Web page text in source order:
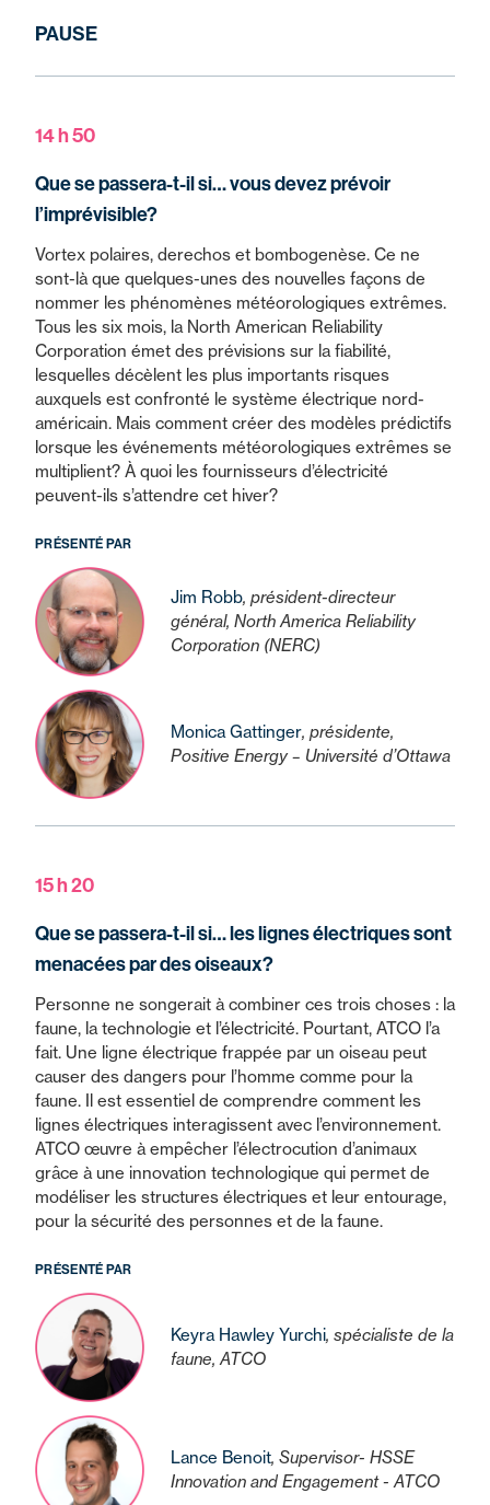
PAUSE
14 h 50
Que se passera-t-il si… vous devez prévoir
l’imprévisible?
Vortex polaires, derechos et bombogenèse. Ce ne
sont-là que quelques-unes des nouvelles façons de
nommer les phénomènes météorologiques extrêmes.
Tous les six mois, la North American Reliability
Corporation émet des prévisions sur la fiabilité,
lesquelles décèlent les plus importants risques
auxquels est confronté le système électrique nord-
américain. Mais comment créer des modèles prédictifs
lorsque les événements météorologiques extrêmes se
multiplient? À quoi les fournisseurs d’électricité
peuvent-ils s’attendre cet hiver?
PRÉSENTÉ PAR
Jim Robb, président-directeur
général, North America Reliability
Corporation (NERC)
Monica Gattinger, présidente,
Positive Energy – Université d’Ottawa
15 h 20
Que se passera-t-il si… les lignes électriques sont
menacées par des oiseaux?
Personne ne songerait à combiner ces trois choses : la
faune, la technologie et l’électricité. Pourtant, ATCO l’a
fait. Une ligne électrique frappée par un oiseau peut
causer des dangers pour l’homme comme pour la
faune. Il est essentiel de comprendre comment les
lignes électriques interagissent avec l’environnement.
ATCO œuvre à empêcher l’électrocution d’animaux
grâce à une innovation technologique qui permet de
modéliser les structures électriques et leur entourage,
pour la sécurité des personnes et de la faune.
PRÉSENTÉ PAR
Keyra Hawley Yurchi, spécialiste de la
faune, ATCO
Lance Benoit, Supervisor- HSSE
Innovation and Engagement - ATCO